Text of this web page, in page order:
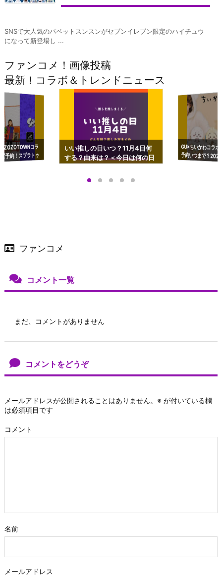
SNSで大人気のパペットスンスンがセブンイレブン限定のハイチュウ
になって新登場し ...
ファンコメ！画像投稿
最新！コラボ＆トレンドニュース
コラ
予約！スプラトゥ
ップも渋谷Hz
いい推しの日いつ？11月4日何
する？由来は？＜今日は何の日
GU×ちいかわコラ
予約いつまで？
ーチやショルダー
ファンコメ
コメント一覧
まだ、コメントがありません
コメントをどうぞ
メールアドレスが公開されることはありません。 ※ が付いている欄
は必須項目です
コメント
名前
メールアドレス